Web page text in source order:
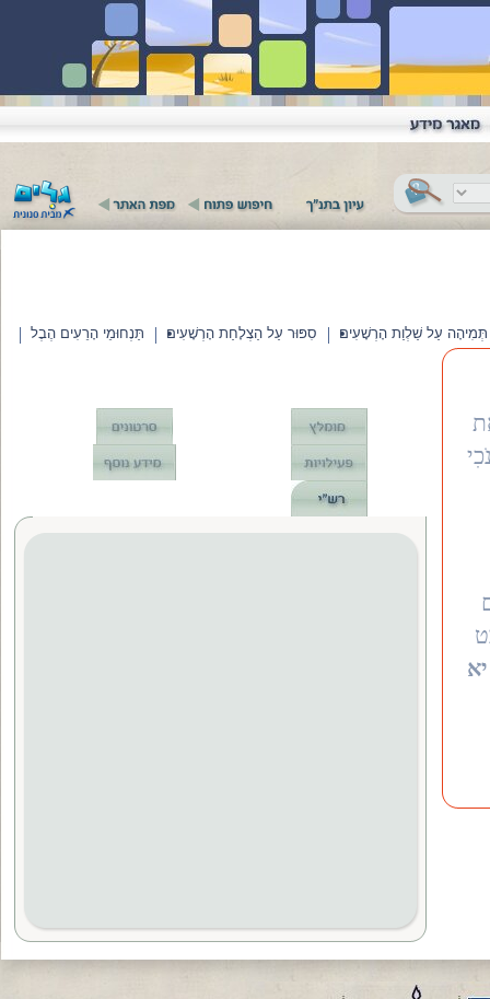
עַל שַׁלְוַת הָרְשָׁעִים סִפּוּר עַל הַצְלָחַת הָרְשָׁעִים תַּנְחוּמֵי הָרֵעִים הֶבֶל